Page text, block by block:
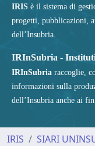
IRIS è il sistema di
progetti, pubblicazioni,
dell’Insubria.
IRInSubria -
IRInSubria raccoglie,
informazioni sulla
dell’Insubria anche ai
IRIS SIARI